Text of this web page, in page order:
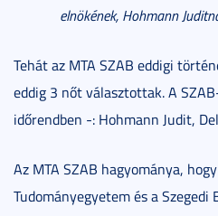
elnökének, Hohmann
Tehát az MTA SZAB eddigi
eddig 3 nőt választottak. A
időrendben -: Hohmann Judit,
Az MTA SZAB hagyománya,
Tudományegyetem és a